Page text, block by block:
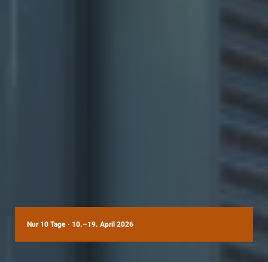
Nur 10 Tage · 10.–19. April 2026